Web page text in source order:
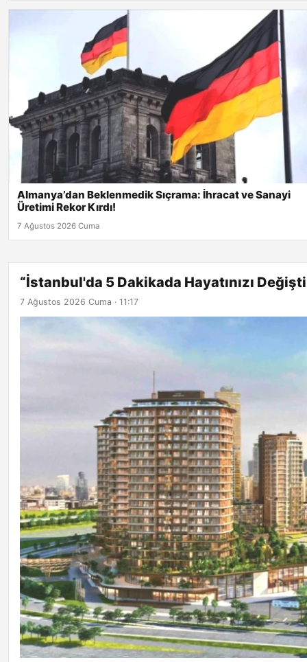
Almanya’dan Beklenmedik Sıçrama: İhracat ve Sanayi
Üretimi Rekor Kırdı!
7 Ağustos 2026 Cuma
“İstanbul'da 5 Dakikada Hayatınızı
7 Ağustos 2026 Cuma · 11:17